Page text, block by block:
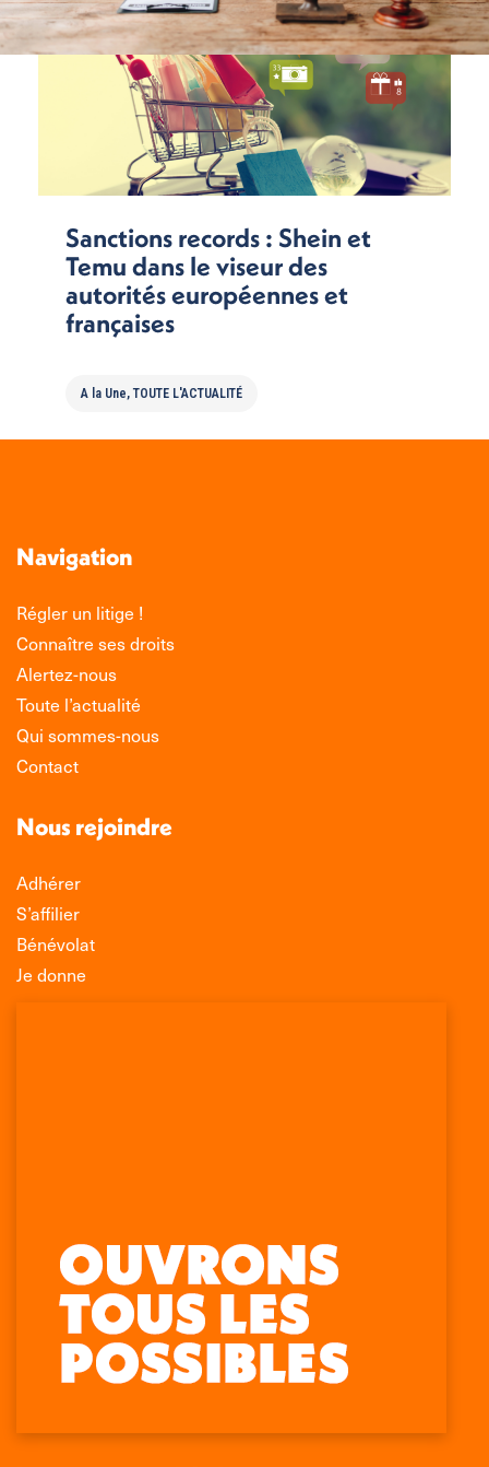
Sanctions records : Shein et
Temu dans le viseur des
autorités européennes et
françaises
A la Une,TOUTE L'ACTUALITÉ
Navigation
Régler un litige !
Connaître ses droits
Alertez-nous
Toute l’actualité
Qui sommes-nous
Contact
Nous rejoindre
Adhérer
S’affilier
Bénévolat
Je donne
Retrouvez-nous sur :
Facebook
s'ouvre
une
La
page
X
s'ouvre
une
La
page
LinkedIn
s'ouvre
une
La
page
Instagram
s'ouvre
une